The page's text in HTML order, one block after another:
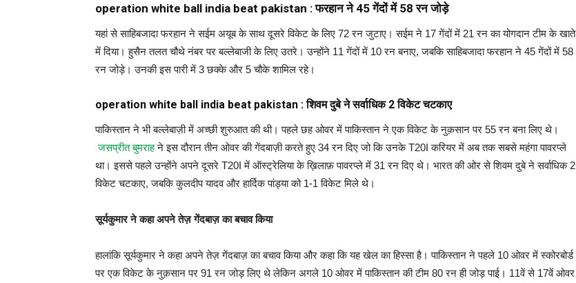
operation white ball india beat pakistan : फरहान ने 45 गेंदों में 58 रन जोड़े
यहां से साहिबजादा फरहान ने सईम अयूब के साथ दूसरे विकेट के लिए 72 रन जुटाए। सईम ने 17 गेंदों में 21 रन का योगदान टीम के खाते
में दिया। हुसैन तलत चौथे नंबर पर बल्लेबाजी के लिए उतरे। उन्होंने 11 गेंदों में 10 रन बनाए, जबकि साहिबजादा फरहान ने 45 गेंदों में 58
रन जोड़े। उनकी इस पारी में 3 छक्के और 5 चौके शामिल रहे।
operation white ball india beat pakistan : शिवम दुबे ने सर्वाधिक 2 विकेट चटकाए
पाकिस्तान ने भी बल्लेबाज़ी में अच्छी शुरुआत की थी। पहले छह ओवर में पाकिस्तान ने एक विकेट के नुक़सान पर 55 रन बना लिए थे।
जसप्रीत बुमराहने इस दौरान तीन ओवर की गेंदबाज़ी करते हुए 34 रन दिए जो कि उनके T20I करियर में अब तक सबसे महंगा पावरप्ले
था। इससे पहले उन्होंने अपने दूसरे T20I में ऑस्ट्रेलिया के ख़िलाफ़ पावरप्ले में 31 रन दिए थे। भारत की ओर से शिवम दुबे ने सर्वाधिक 2
विकेट चटकाए, जबकि कुलदीप यादव और हार्दिक पांड्या को 1-1 विकेट मिले थे।
सूर्यकुमार ने कहा अपने तेज़ गेंदबाज़ का बचाव किया
हालांकि सूर्यकुमार ने कहा अपने तेज़ गेंदबाज़ का बचाव किया और कहा कि यह खेल का हिस्सा है। पाकिस्तान ने पहले 10 ओवर में स्कोरबोर्ड
पर एक विकेट के नुक़सान पर 91 रन जोड़ लिए थे लेकिन अगले 10 ओवर में पाकिस्तान की टीम 80 रन ही जोड़ पाई। 11वें से 17वें ओवर